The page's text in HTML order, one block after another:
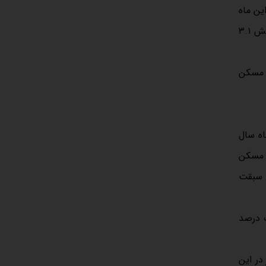
دلار نیز در این ماه
با افزایش ۶.۲ درصدی،‌ روی رقم ۸۲ هزار و ۴۵۰ تومان معامله می‌شد. به این ترتیب، قیمت دلاری مسکن در بازه دی‌ماه سال گذشته کاهش ۳.۱
مسکن
درصدی نسبت به دی‌ماه سال
دلاری مسکن
رشد و سبقت
از یک درصد
قیمت دلار نیز در این